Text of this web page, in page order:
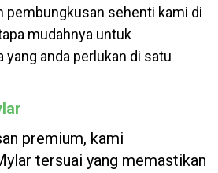
pembungkusan sehenti kami di
mudahnya untuk
anda perlukan di satu
premium, kami
tersuai yang memastikan